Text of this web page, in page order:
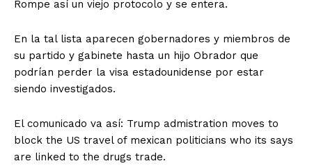
Rompe así un viejo protocolo y se entera.
En la tal lista aparecen gobernadores y miembros de
su partido y gabinete hasta un hijo Obrador que
podrían perder la visa estadounidense por estar
siendo investigados.
El comunicado va así: Trump admistration moves to
block the US travel of mexican politicians who its says
are linked to the drugs trade.